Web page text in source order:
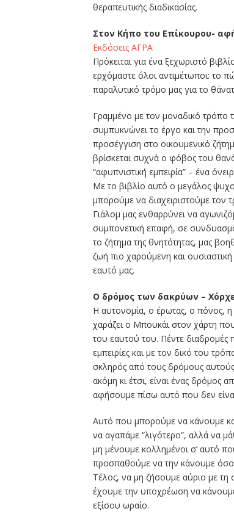
θεραπευτικής διαδικασίας.
Στον Κήπο του Επίκουρου-
Εκδόσεις ΑΓΡΑ
Πρόκειται για ένα ξεχωριστό
ερχόμαστε όλοι αντιμέτωποι: το
παραλυτικό τρόμο μας για το
Γραμμένο με τον μοναδικό τρόπο
συμπυκνώνει το έργο και την
προσέγγιση στο οικουμενικό
βρίσκεται συχνά ο φόβος του
“αφυπνιστική εμπειρία” – ένα
Με το βιβλίο αυτό ο μεγάλος
μπορούμε να διαχειριστούμε τον
Γιάλομ μας ενθαρρύνει να
συμπονετική επαφή, σε
το ζήτημα της θνητότητας, μας
ζωή πιο χαρούμενη και
εαυτό μας.
Ο δρόμος των δακρύων –
Η αυτονομία, ο έρωτας, ο πόνος, η
χαράζει ο Μπουκάι στον χάρτη
του εαυτού του. Πέντε
εμπειρίες και με τον δικό του
σκληρός από τους δρόμους
ακόμη κι έτσι, είναι ένας δρόμος
αφήσουμε πίσω αυτό που δεν
Αυτό που μπορούμε να κάνουμε
να αγαπάμε “λιγότερο”, αλλά να
μη μένουμε κολλημένοι σ’ αυτό
προσπαθούμε να την κάνουμε όσο
Τέλος, να μη ζήσουμε αύριο με τη
έχουμε την υποχρέωση να
εξίσου ωραίο.